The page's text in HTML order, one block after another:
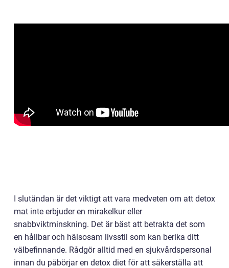
I slutändan är det viktigt att vara medveten om att detox
mat inte erbjuder en mirakelkur eller
snabbviktminskning. Det är bäst att betrakta det som
en hållbar och hälsosam livsstil som kan berika ditt
välbefinnande. Rådgör alltid med en sjukvårdspersonal
innan du påbörjar en detox diet för att säkerställa att